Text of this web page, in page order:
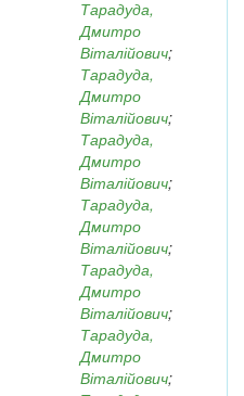
Тарадуда,
Дмитро
Віталійович;
Тарадуда,
Дмитро
Віталійович;
Тарадуда,
Дмитро
Віталійович;
Тарадуда,
Дмитро
Віталійович;
Тарадуда,
Дмитро
Віталійович;
Тарадуда,
Дмитро
Віталійович;